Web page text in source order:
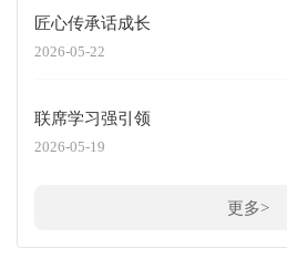
匠心传承话成长
2026-05-22
联席学习强引领
2026-05-19
更多>